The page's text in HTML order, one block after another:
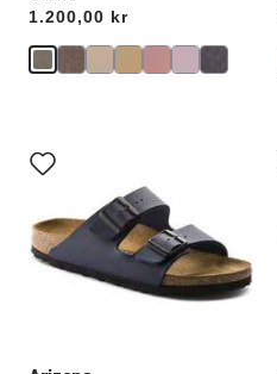
Price:
1.200,00 kr
med
swatch-
vil
oppdatere
produktbildet